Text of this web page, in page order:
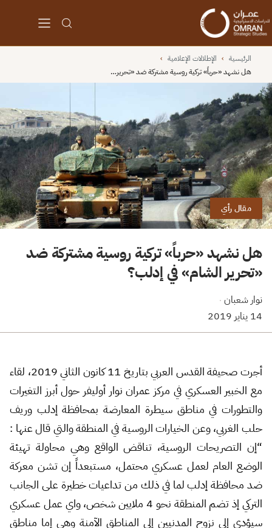
الرئيسية › الإطلالات الإعلامية ›
هل نشهد «حرباً» تركية روسية مشتركة ضد «تحرير…
مقال رأي
هل نشهد «حرباً» تركية روسية مشتركة ضد
«تحرير الشام» في إدلب؟
نوار شعبان ·
14 يناير 2019
أجرت صحيفة القدس العربي بتاريخ 11 كانون الثاني 2019، لقاء
مع الخبير العسكري في مركز عمران نوار أوليفر حول أبرز التغيرات
والتطورات في مناطق سيطرة المعارضة بمحافظة إدلب وريف
حلب الغربي، وعن الخيارات الروسية في المنطقة والتي قال عنها :
“إن التصريحات الروسية، تناقض الواقع وهي محاولة تهيئة
الوضع العام لعمل عسكري محتمل، مستبعداً إن تشن معركة
ضد محافظة إدلب لما في ذلك من تداعيات خطيرة على الجانب
التركي إذ تضم المنطقة نحو 4 ملايين شخص، واي عمل عسكري
سيؤدي إلى نزوح المدنيين إلى المناطق الآمنة وهي إما مناطق